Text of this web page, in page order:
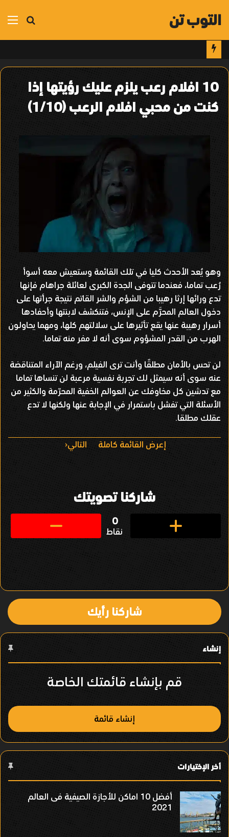
بحث
التوب تن
10 افلام رعب يلزم عليك رؤيتها إذا
كنت من محبي افلام الرعب (1/10)
وهو يُعد الأحدث كليا في تلك القائمة وستعيش معه أسوأ
رُعب تماما، فعندما تتوفى الجدة الكبرى لعائلة جراهام فإنها
تدع ورائها إرثا رهيبا من الشؤم والشر القاتم نتيجة جرأتها على
دخول العالم المحرَّم على الإنس، فتنكشف لابنتها وأحفادها
أسرار رهيبة عنها يقع تأثيرها على سلالتهم كلها، ومهما يحاولون
الهرب من القدر المشؤوم سوى أنه لا مفر منه تماما.
لن تحس بالأمان مطلقًا وأنت ترى الفيلم، ورغم الآراء المتناقضة
عنه سوى أنه سيمثل لك تجربة نفسية مرعبة لن تنساها تماما
مع تدشين كل مخاوفك عن العوالم الخفية المحرّمة والكثير من
الأسئلة التي تفشل باستمرار في الإجابة عنها ولكنها لا تدع
عقلك مطلقا.
ا
ل
ع
ن
إعرض القائمة كاملة التالي
شاركنا تصويتك
0
نقاط
شاركنا رأيك
إنشاء
قم بإنشاء قائمتك الخاصة
إنشاء قائمة
أخر الإختيارات
أفضل 10 اماكن للأجازة الصيفية فى العالم
2021